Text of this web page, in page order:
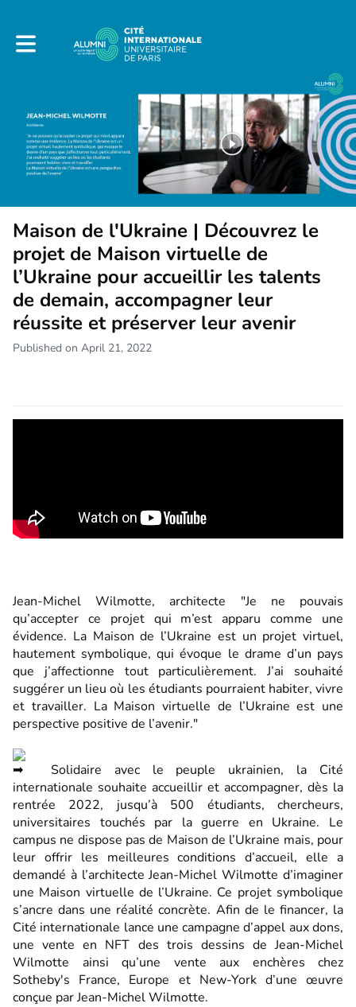
Toggle main navigation
Maison de l'Ukraine | Découvrez le
projet de Maison virtuelle de
l’Ukraine pour accueillir les talents
de demain, accompagner leur
réussite et préserver leur avenir
Published on April 21, 2022
Jean-Michel Wilmotte, architecte "Je ne pouvais
qu’accepter ce projet qui m’est apparu comme une
évidence. La Maison de l’Ukraine est un projet virtuel,
hautement symbolique, qui évoque le drame d’un pays
que j’affectionne tout particulièrement. J’ai souhaité
suggérer un lieu où les étudiants pourraient habiter, vivre
et travailler. La Maison virtuelle de l’Ukraine est une
perspective positive de l’avenir."
Solidaire avec le peuple ukrainien, la Cité
internationale souhaite accueillir et accompagner, dès la
rentrée 2022, jusqu’à 500 étudiants, chercheurs,
universitaires touchés par la guerre en Ukraine. Le
campus ne dispose pas de Maison de l’Ukraine mais, pour
leur offrir les meilleures conditions d’accueil, elle a
demandé à l’architecte Jean-Michel Wilmotte d’imaginer
une Maison virtuelle de l’Ukraine. Ce projet symbolique
s’ancre dans une réalité concrète. Afin de le financer, la
Cité internationale lance une campagne d’appel aux dons,
une vente en NFT des trois dessins de Jean-Michel
Wilmotte ainsi qu’une vente aux enchères chez
Sotheby's France, Europe et New-York d’une œuvre
conçue par Jean-Michel Wilmotte.